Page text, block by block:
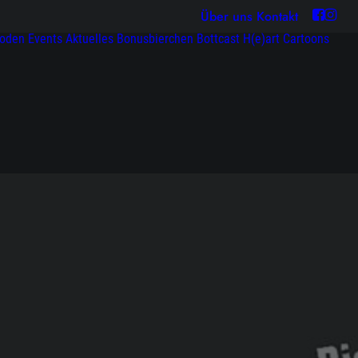
Über uns Kontakt
Events Aktuelles Bonusbierchen Bottcast H(e)art Cartoons